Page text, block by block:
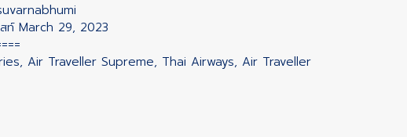
ท์ March 29, 2023
Air Traveller Supreme, Thai Airways, Air Traveller